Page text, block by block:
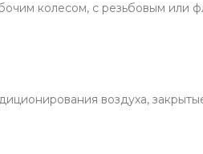
колесом, с резьбовым
воздуха,